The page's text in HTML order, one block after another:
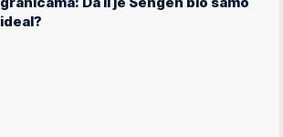
ideal?